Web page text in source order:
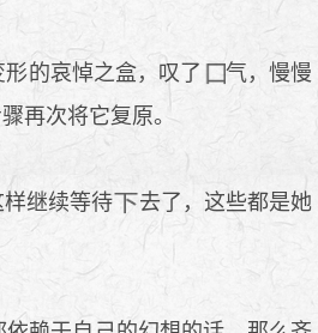
的哀悼之盒，叹了
气，慢慢
再次将它复原。
继续等待
去了，这些都是她